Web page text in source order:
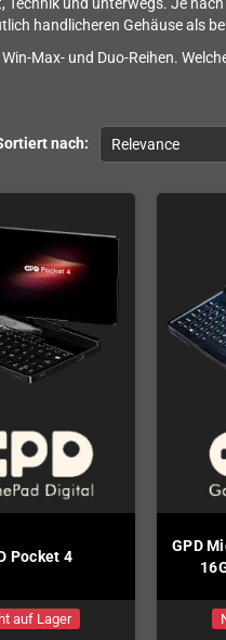
Technik und unterwegs. Je
handlicheren Gehäuse als
Max- und Duo-Reihen.
nach: Relevance
Pocket 4
auf Lager
GPD